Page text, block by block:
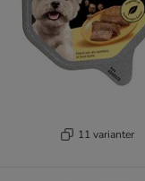
11 varianter